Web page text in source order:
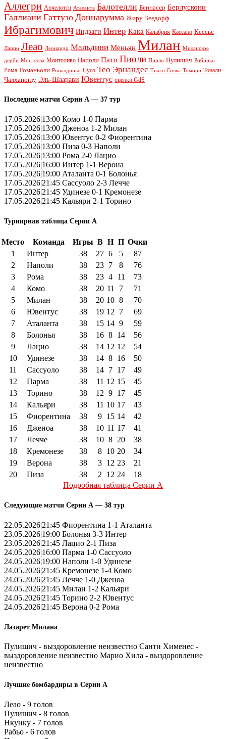
Аллегри Анчелотти Аталанта Балотелли Беннасер Берлускони
Галлиани Гаттузо Доннарумма Жиру Зеедорф
Ибрагимович Индзаги Интер Кака Калабрия Кассано Кессье
Лацио Леао Леонардо Мальдини Меньян Милан Миланское
дерби Монтелла Монтоливо Наполи Пато Пиоли Пирло Пулишич Робиньо
Рома Романьоли Роналдиньо Сусо Тео Эрнандес Тиаго Силва Томори Тонали
Чалханоглу Эль-Шаарави Ювентус оценки GdS
Последние матчи Серии А — 37 тур
17.05.2026|13:00 Комо 1-0 Парма
17.05.2026|13:00 Дженоа 1-2 Милан
17.05.2026|13:00 Ювентус 0-2 Фиорентина
17.05.2026|13:00 Пиза 0-3 Наполи
17.05.2026|13:00 Рома 2-0 Лацио
17.05.2026|16:00 Интер 1-1 Верона
17.05.2026|19:00 Аталанта 0-1 Болонья
17.05.2026|21:45 Сассуоло 2-3 Лечче
17.05.2026|21:45 Удинезе 0-1 Кремонезе
17.05.2026|21:45 Кальяри 2-1 Торино
Турнирная таблица Серии А
Место Команда Игры В Н П Очки
1
Интер 38 27 6 5
87
2
Наполи 38 23 7 8
76
3
Рома 38 23 4 11
73
4
Комо 38 20 11 7
71
5
Милан 38 20 10 8
70
6
Ювентус 38 19 12 7
69
7
Аталанта 38 15 14 9
59
8
Болонья 38 16 8 14
56
9
Лацио 38 14 12 12
54
10
Удинезе 38 14 8 16
50
11
Сассуоло 38 14 7 17
49
12
Парма 38 11 12 15
45
13
Торино 38 12 9 17
45
14
Кальяри 38 11 10 17
43
15
Фиорентина 38 9 15 14
42
16
Дженоа 38 10 11 17
41
17
Лечче 38 10 8 20
38
18
Кремонезе 38 8 10 20
34
19
Верона 38 3 12 23
21
20
Пиза 38 2 12 24
18
Подробная таблица Серии А
Следующие матчи Серии А — 38 тур
22.05.2026|21:45 Фиорентина 1-1 Аталанта
23.05.2026|19:00 Болонья 3-3 Интер
23.05.2026|21:45 Лацио 2-1 Пиза
24.05.2026|16:00 Парма 1-0 Сассуоло
24.05.2026|19:00 Наполи 1-0 Удинезе
24.05.2026|21:45 Кремонезе 1-4 Комо
24.05.2026|21:45 Лечче 1-0 Дженоа
24.05.2026|21:45 Милан 1-2 Кальяри
24.05.2026|21:45 Торино 2-2 Ювентус
24.05.2026|21:45 Верона 0-2 Рома
Лазарет Милана
Пулишич - выздоровление неизвестно Санти Хименес -
выздоровление неизвестно Марио Хила - выздоровление
неизвестно
Лучшие бомбардиры в Серии А
Леао - 9 голов
Пулишич - 8 голов
Нкунку - 7 голов
Рабьо - 6 голов